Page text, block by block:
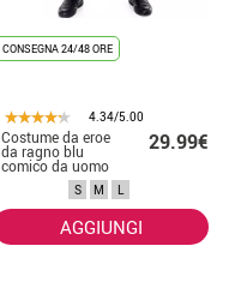
CONSEGNA 24/48 ORE
4.34/5.00
Costume da eroe
da ragno blu
comico da uomo
29.99€
S M L
AGGIUNGI